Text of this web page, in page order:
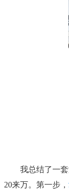
我总结了一
20来万。第一步，